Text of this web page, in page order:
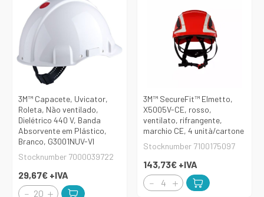
3M™ Capacete, Uvicator,
Roleta, Não ventilado,
Dielétrico 440 V, Banda
Absorvente em Plástico,
Branco, G3001NUV-VI
Stocknumber 7000039722
29,67€ +IVA
3M™ SecureFit™ Elmetto,
X5005V-CE, rosso,
ventilato, rifrangente,
marchio CE, 4 unità/cartone
Stocknumber 7100175097
143,73€ +IVA